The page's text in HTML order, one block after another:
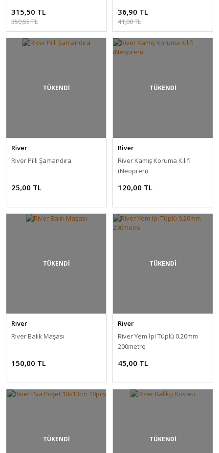
315,50 TL
350,55 TL
36,90 TL
41,00 TL
TÜKENDİ
River
River Pilli Şamandıra
25,00 TL
TÜKENDİ
River
River Kamış Koruma Kılıfı
(Neopren)
120,00 TL
TÜKENDİ
River
River Balık Maşası
150,00 TL
TÜKENDİ
River
River Yem İpi Tüplü 0.20mm
200metre
45,00 TL
TÜKENDİ TÜKENDİ